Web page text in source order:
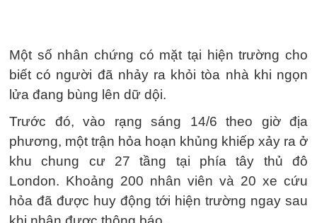
Một số nhân chứng có mặt tại hiện trường cho
biết có người đã nhảy ra khỏi tòa nhà khi ngọn
lửa đang bùng lên dữ dội.
Trước đó, vào rạng sáng 14/6 theo giờ địa
phương, một trận hỏa hoạn khủng khiếp xảy ra ở
khu chung cư 27 tầng tại phía tây thủ đô
London. Khoảng 200 nhân viên và 20 xe cứu
hỏa đã được huy động tới hiện trường ngay sau